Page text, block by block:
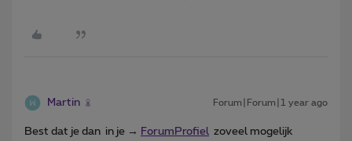
Martin Forum|Forum|1 year ago
Best dat je dan in je → ForumProfiel zoveel mogelijk